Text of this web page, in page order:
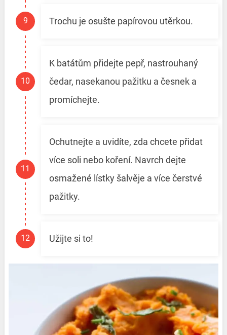
Trochu je osušte papírovou utěrkou.
K batátům přidejte pepř, nastrouhaný
čedar, nasekanou pažitku a česnek a
promíchejte.
Ochutnejte a uvidíte, zda chcete přidat
více soli nebo koření. Navrch dejte
osmažené lístky šalvěje a více čerstvé
pažitky.
Užijte si to!